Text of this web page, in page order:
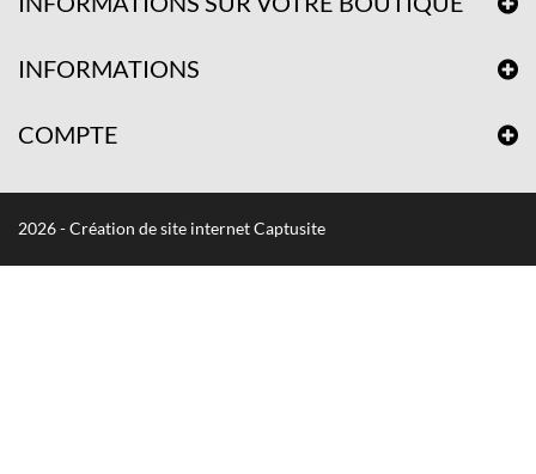
INFORMATIONS
COMPTE
2026 - Création de site internet Captusite